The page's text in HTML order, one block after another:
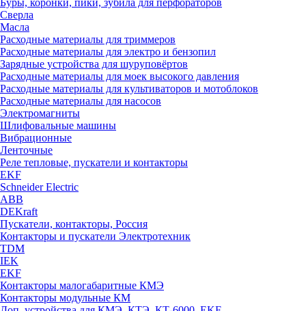
Буры, коронки, пики, зубила для перфораторов
Сверла
Масла
Расходные материалы для триммеров
Расходные материалы для электро и бензопил
Зарядные устройства для шуруповёртов
Расходные материалы для моек высокого давления
Расходные материалы для культиваторов и мотоблоков
Расходные материалы для насосов
Электромагниты
Шлифовальные машины
Вибрационные
Ленточные
Реле тепловые, пускатели и контакторы
EKF
Schneider Electric
ABB
DEKraft
Пускатели, контакторы, Россия
Контакторы и пускатели Электротехник
TDM
IEK
EKF
Контакторы малогабаритные КМЭ
Контакторы модульные КМ